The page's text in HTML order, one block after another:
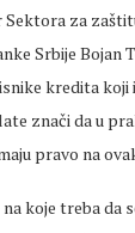
za
Srbije Bojan
kredita
znači da u
pravo na
koje treba da